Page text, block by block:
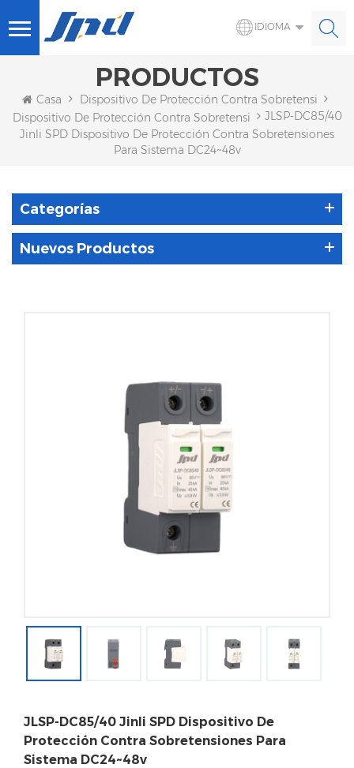
IDIOMA
PRODUCTOS
Casa
Dispositivo De Protección Contra Sobretensiones
Dispositivo De Protección Contra Sobretensiones De CC
JLSP-DC85/40
Jinli SPD Dispositivo De Protección Contra Sobretensiones
Para Sistema DC24~48v
Categorías
Nuevos Productos
JLSP-DC85/40 Jinli SPD Dispositivo De
Protección Contra Sobretensiones Para
Sistema DC24~48v